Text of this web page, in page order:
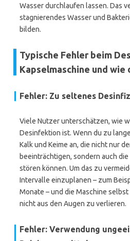
Wasser durchlaufen lassen. Das
stagnierendes Wasser und
bilden.
Typische Fehler beim
Kapselmaschine und
Fehler: Zu seltenes
Viele Nutzer unterschätzen, wie
Desinfektion ist. Wenn du zu
Kalk und Keime an, die nicht nur
beeinträchtigen, sondern auch
stören können. Um das zu
Intervalle einzuplanen – zum
Monate – und die Maschine
nicht aus den Augen zu verlieren.
Fehler: Verwendung